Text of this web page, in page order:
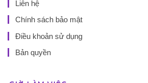
Liên hệ
Chính sách bảo mật
Điều khoản sử dụng
Bản quyền